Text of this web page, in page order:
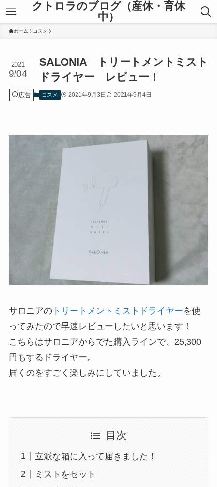
クトロラのブログ（産休・育休
中）
ホーム コスメ
SALONIA トリートメントミスト
ドライヤー レビュー！
2021
9/04
広告 コスメ 2021年9月3日 2021年9月4日
サロニアのトリートメントミストドライヤーを使
ってみたので早速レビューしたいと思います！
こちらはサロニアからでた購入ラインで、25,300
円もするドライヤー。
届くのをすごく楽しみにしていました。
目次
立派な箱に入って届きました！
ミストをセット